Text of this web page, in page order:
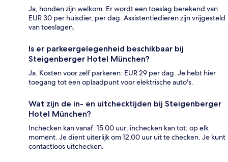
Ja, honden zijn welkom. Er wordt een toeslag berekend van
EUR 30 per huisdier, per dag. Assistentiedieren zijn vrijgesteld
van toeslagen.
Is er parkeergelegenheid beschikbaar bij
Steigenberger Hotel München?
Ja. Kosten voor zelf parkeren: EUR 29 per dag. Je hebt hier
toegang tot een oplaadpunt voor elektrische auto's.
Wat zijn de in- en uitchecktijden bij Steigenberger
Hotel München?
Inchecken kan vanaf: 15.00 uur; inchecken kan tot: op elk
moment. Je dient uiterlijk om 12.00 uur uit te checken. Je kunt
contactloos uitchecken.